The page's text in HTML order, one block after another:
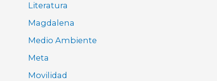
Literatura
Magdalena
Medio Ambiente
Meta
Movilidad